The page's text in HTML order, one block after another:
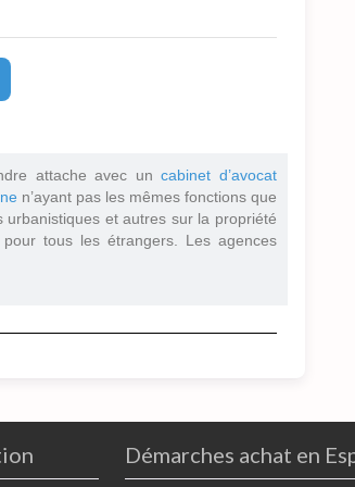
attache avec uncabinet d’avocat
n’ayant pas les mêmes fonctions que
urbanistiques et autres sur la propriété
tous les étrangers. Les agences
Démarches achat en